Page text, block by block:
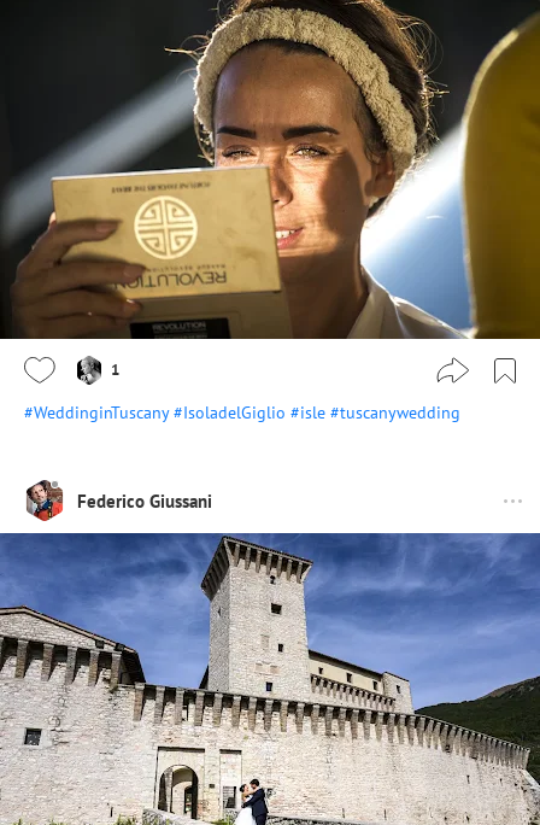
1
#WeddinginTuscany #IsoladelGiglio #isle #tuscanywedding
Federico Giussani